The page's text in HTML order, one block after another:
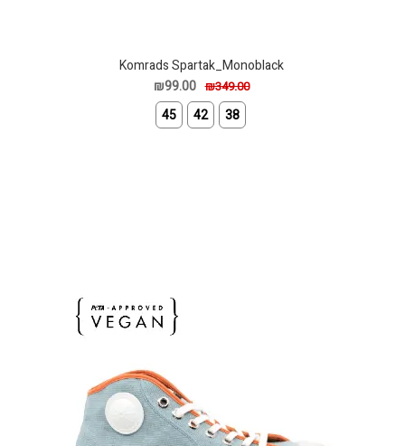
Komrads Spartak_Monoblack
₪349.00
₪99.00
38
42
45